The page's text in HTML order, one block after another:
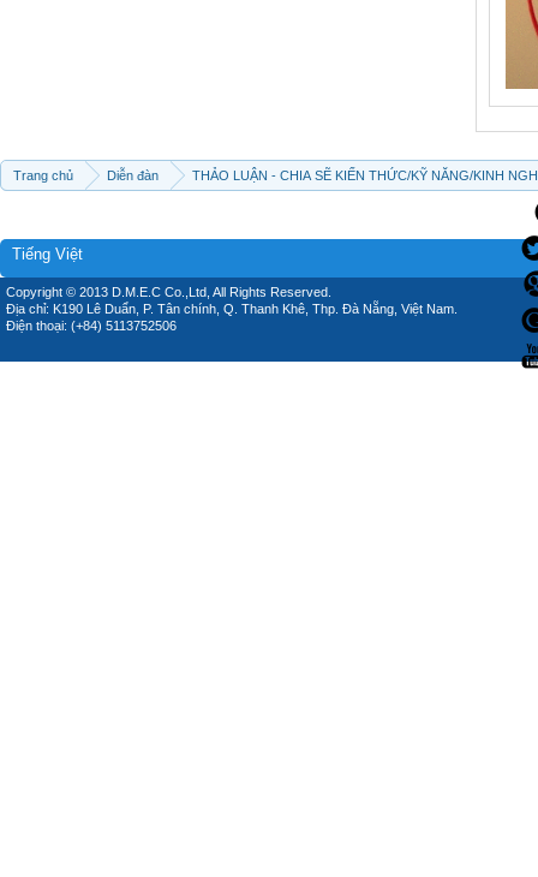
Trang chủ Diễn đàn THẢO LUẬN - CHIA SẼ KIẾN THỨC/KỸ NĂNG/KINH
Tiếng Việt
Copyright © 2013 D.M.E.C Co.,Ltd, All Rights Reserved.
Địa chỉ: K190 Lê Duẩn, P. Tân chính, Q. Thanh Khê, Thp. Đà Nẵng, Việt Nam.
Điện thoại: (+84) 5113752506